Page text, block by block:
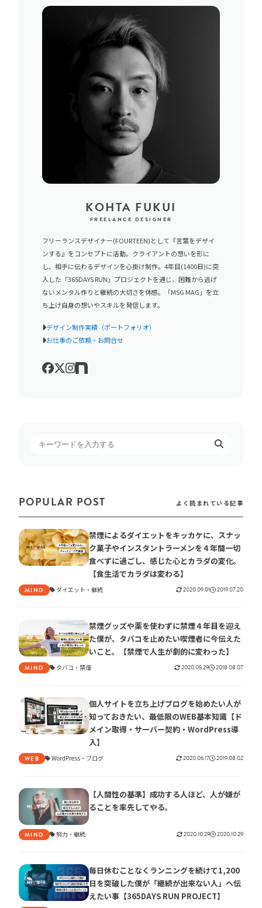
KOHTA FUKUI
FREELANCE DESIGNER
フリーランスデザイナー(FOURTEEN)として『言葉をデザイ
ンする』をコンセプトに活動。クライアントの想いを形に
し、相手に伝わるデザインを心掛け制作。4年目(1400日)に突
入した「365DAYS RUN」プロジェクトを通じ、困難から逃げ
ないメンタル作りと継続の大切さを体感。「MSG MAG」を立
ち上げ自身の想いやスキルを発信します。
デザイン制作実績（ポートフォリオ）
お仕事のご依頼・お問合せ
POPULAR POST よく読まれている記事
禁煙によるダイエットをキッカケに、スナッ
ク菓子やインスタントラーメンを４年間一切
食べずに過ごし、感じた心とカラダの変化。
【食生活でカラダは変わる】
MIND ダイエット 継続 2020.09.01 2019.07.20
禁煙グッズや薬を使わずに禁煙４年目を迎え
た僕が、タバコを止めたい喫煙者に今伝えた
いこと。【禁煙で人生が劇的に変わった】
MIND タバコ 禁煙 2020.05.29 2018.08.07
個人サイトを立ち上げブログを始めたい人が
知っておきたい、最低限のWEB基本知識【ド
メイン取得・サーバー契約・WordPress導
入】
WEB WordPress ブログ 2020.06.17 2019.08.02
【人間性の基準】成功する人ほど、人が嫌が
ることを率先してやる。
MIND 努力 継続 2020.10.29 2020.10.29
毎日休むことなくランニングを続けて1,200
日を突破した僕が「継続が出来ない人」へ伝
えたい事【365DAYS RUN PROJECT】